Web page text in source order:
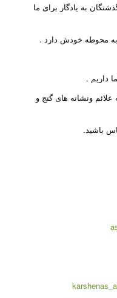
به یادگار برای ما
به محوطه خودش دارد .
داریم .
ونشانه های گنج و
باشید.